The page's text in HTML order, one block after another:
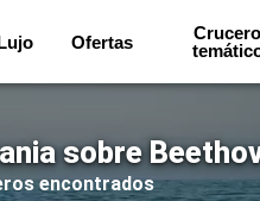
Ofertas
sobre
encontrados